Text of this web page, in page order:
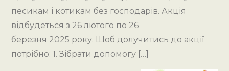
песикам і котикам без господарів. Акція
відбудеться з 26 лютого по 26
березня 2025 року. Щоб долучитись до акції
потрібно: 1. Зібрати допомогу […]